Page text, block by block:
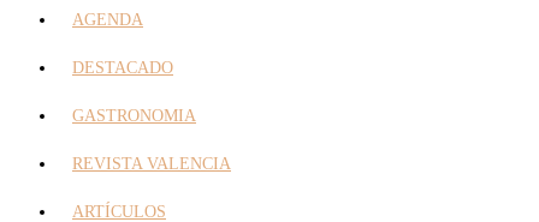
AGENDA
DESTACADO
GASTRONOMIA
REVISTA VALENCIA
ARTÍCULOS